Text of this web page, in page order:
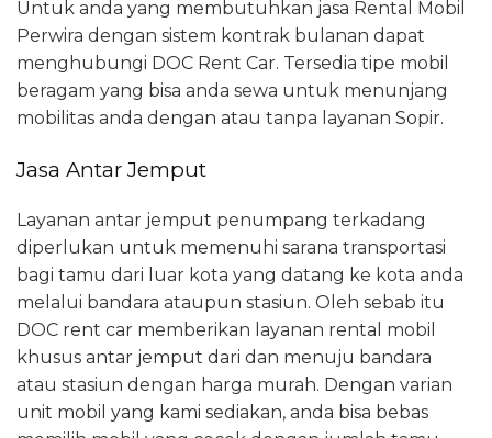
Untuk anda yang membutuhkan jasa Rental Mobil
Perwira dengan sistem kontrak bulanan dapat
menghubungi DOC Rent Car. Tersedia tipe mobil
beragam yang bisa anda sewa untuk menunjang
mobilitas anda dengan atau tanpa layanan Sopir.
Jasa Antar Jemput
Layanan antar jemput penumpang terkadang
diperlukan untuk memenuhi sarana transportasi
bagi tamu dari luar kota yang datang ke kota anda
melalui bandara ataupun stasiun. Oleh sebab itu
DOC rent car memberikan layanan rental mobil
khusus antar jemput dari dan menuju bandara
atau stasiun dengan harga murah. Dengan varian
unit mobil yang kami sediakan, anda bisa bebas